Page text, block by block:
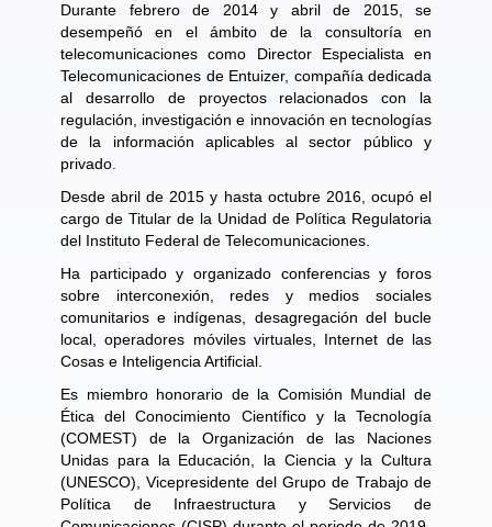
Durante febrero de 2014 y abril de 2015, se
desempeñó en el ámbito de la consultoría en
telecomunicaciones como Director Especialista en
Telecomunicaciones de Entuizer, compañía dedicada
al desarrollo de proyectos relacionados con la
regulación, investigación e innovación en tecnologías
de la información aplicables al sector público y
privado.
Desde abril de 2015 y hasta octubre 2016, ocupó el
cargo de Titular de la Unidad de Política Regulatoria
del Instituto Federal de Telecomunicaciones.
Ha participado y organizado conferencias y foros
sobre interconexión, redes y medios sociales
comunitarios e indígenas, desagregación del bucle
local, operadores móviles virtuales, Internet de las
Cosas e Inteligencia Artificial.
Es miembro honorario de la Comisión Mundial de
Ética del Conocimiento Científico y la Tecnología
(COMEST) de la Organización de las Naciones
Unidas para la Educación, la Ciencia y la Cultura
(UNESCO), Vicepresidente del Grupo de Trabajo de
Política de Infraestructura y Servicios de